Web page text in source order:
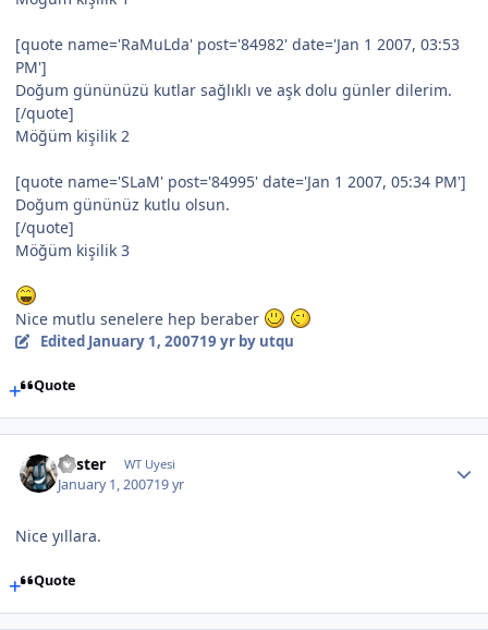
[quote name='RaMuLda' post='84982' date='Jan 1 2007, 03:53
PM']
Doğum gününüzü kutlar sağlıklı ve aşk dolu günler dilerim.
[/quote]
Möğüm kişilik 2
[quote name='SLaM' post='84995' date='Jan 1 2007, 05:34 PM']
Doğum gününüz kutlu olsun.
[/quote]
Möğüm kişilik 3
Nice mutlu senelere hep beraber
Edited January 1, 200719 yrby utqu
Quote
Foster WT Uyesi
January 1, 200719 yr
Nice yıllara.
Quote